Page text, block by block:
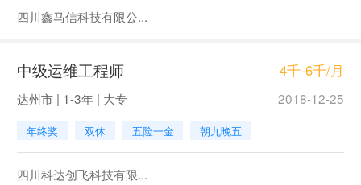
四川鑫马信科技有限公...
中级运维工程师 4千-6千/月
达州市 | 1-3年 | 大专 2018-12-25
年终奖 双休 五险一金 朝九晚五
四川科达创飞科技有限...